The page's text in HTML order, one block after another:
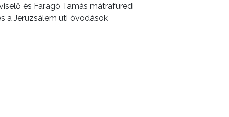
és Faragó Tamás mátrafüredi
a Jeruzsálem úti óvodások